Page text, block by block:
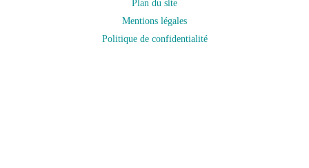
Plan du site
Mentions légales
Politique de confidentialité